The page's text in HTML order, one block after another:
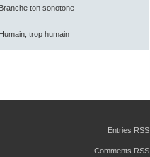
ton sonotone
trop humain
Entries RSS
Comments RSS